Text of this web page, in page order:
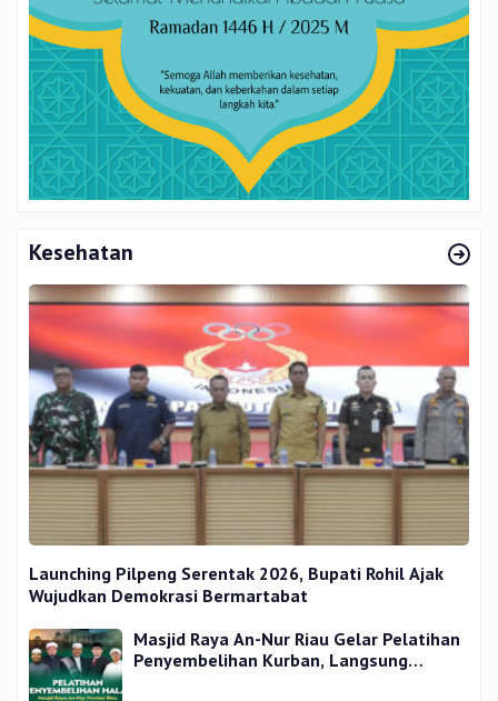
Kesehatan
Launching Pilpeng Serentak 2026, Bupati Rohil Ajak
Wujudkan Demokrasi Bermartabat
Masjid Raya An-Nur Riau Gelar Pelatihan
Penyembelihan Kurban, Langsung